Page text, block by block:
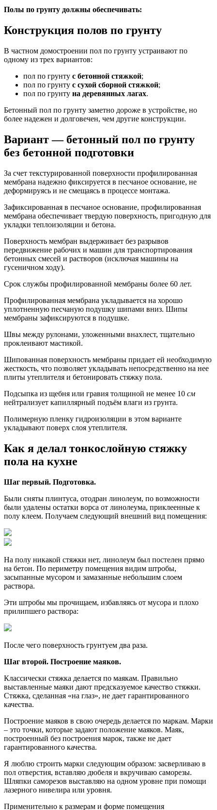
Полы по грунту должны обеспечивать:
Конструкция полов по грунту
В частном домостроении пол по грунту устраивают по
одному из трех вариантов:
пол по грунту с бетонной стяжкой;
пол по грунту с сухой сборной стяжкой;
пол по грунту на деревянных лагах.
Бетонный пол по грунту заметно дороже в устройстве, но
более надежен и долговечен, чем другие конструкции.
Вариант — бетонный пол по грунту
без бетонной подготовки
За счет текстурированной поверхности профилированная
мембрана надежно фиксируется в песчаное основание, не
деформируясь и не смещаясь в процессе монтажа.
Зафиксированная в песчаное основание, профилированная
мембрана обеспечивает твердую поверхность, пригодную для
укладки теплоизоляции и бетона.
Поверхность мембран выдерживает без разрывов
передвижение рабочих и машин для транспортирования
бетонных смесей и растворов (исключая машины на
гусеничном ходу).
Срок службы профилированной мембраны более 60 лет.
Профилированная мембрана укладывается на хорошо
уплотненную песчаную подушку шипами вниз. Шипы
мембраны зафиксируются в подушке.
Швы между рулонами, уложенными внахлест, тщательно
проклеивают мастикой.
Шипованная поверхность мембраны придает ей необходимую
жесткость, что позволяет укладывать непосредственно на нее
плиты утеплителя и бетонировать стяжку пола.
Подсыпка из щебня или гравия толщиной не менее 10 см
нейтрализует капиллярный подъём влаги из грунта.
Полимерную пленку гидроизоляции в этом варианте
укладывают поверх слоя утеплителя.
Как я делал тонкослойную стяжку
пола на кухне
Шаг первый. Подготовка.
Были сняты плинтуса, отодран линолеум, по возможности
были удалены остатки ворса от линолеума, приклеенные к
полу клеем. Получаем следующий внешний вид помещения:
На полу никакой стяжки нет, линолеум был постелен прямо
на бетон. По периметру помещения видим штробы,
засыпанные мусором и замазанные небольшим слоем
раствора.
Эти штробы мы прочищаем, избавляясь от мусора и плохо
прилипшего раствора:
После чего поверхность грунтуем два раза.
Шаг второй. Построение маяков.
Классически стяжка делается по маякам. Правильно
выставленные маяки дают предсказуемое качество стяжки.
Стяжка, сделанная «на глаз», не дает гарантированного
качества.
Построение маяков в свою очередь делается по маркам. Марки
– это точки, которые задают положение маяков. Маяк,
построенный без построения марок, также не дает
гарантированного качества.
Я люблю строить марки следующим образом: засверливаю в
пол отверстия, вставляю дюбеля и вкручиваю саморезы.
Шляпки саморезов выставляю на одном уровне при помощи
лазерного нивелира или уровня.
Применительно к размерам и форме помещения